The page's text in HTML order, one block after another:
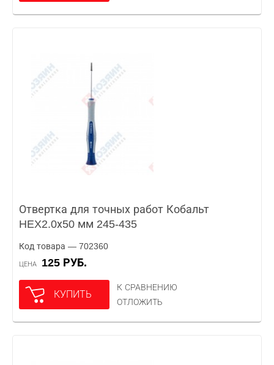
Отвертка для точных работ Кобальт
HEX2.0х50 мм 245-435
Код товара — 702360
ЦЕНА 125 РУБ.
КУПИТЬ
К СРАВНЕНИЮ
ОТЛОЖИТЬ